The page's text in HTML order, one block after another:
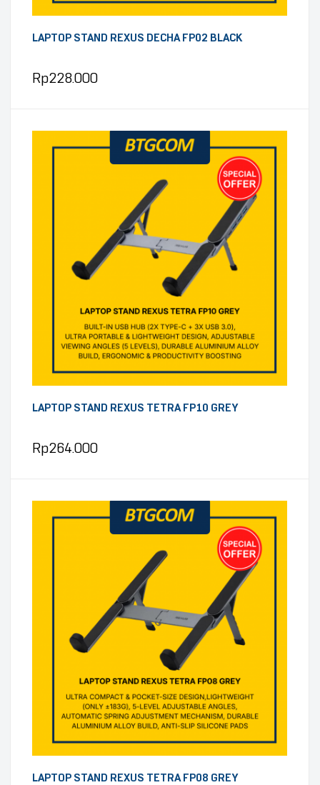
LAPTOP STAND REXUS DECHA FP02 BLACK
Rp228.000
LAPTOP STAND REXUS TETRA FP10 GREY
Rp264.000
LAPTOP STAND REXUS TETRA FP08 GREY